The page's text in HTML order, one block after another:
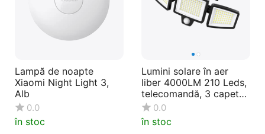
Lampă de noapte
Xiaomi Night Light 3,
Alb
0.0
în stoc
Lumini solare în aer
liber 4000LM 210 Leds,
telecomandă, 3 capete
reglabile, lumini cu
senzor de mișcare, IP65
impermeabil, negru
0.0
în stoc